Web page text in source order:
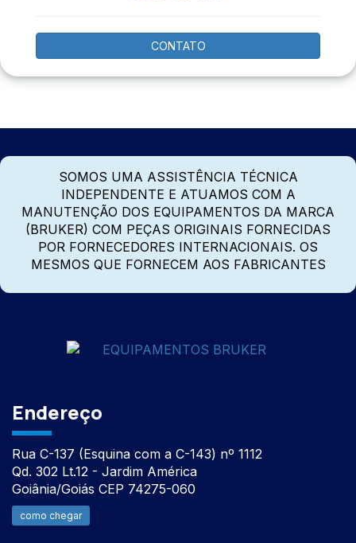
CONTATO
SOMOS UMA ASSISTÊNCIA TÉCNICA
INDEPENDENTE E ATUAMOS COM A
MANUTENÇÃO DOS EQUIPAMENTOS DA MARCA
(BRUKER) COM PEÇAS ORIGINAIS FORNECIDAS
POR FORNECEDORES INTERNACIONAIS. OS
MESMOS QUE FORNECEM AOS FABRICANTES
Endereço
Rua C-137 (Esquina com a C-143) nº 1112
Qd. 302 Lt.12 - Jardim América
Goiânia/Goiás CEP 74275-060
como chegar